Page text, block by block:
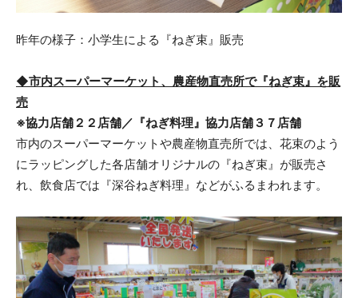
昨年の様子：小学生による『ねぎ束』販売
◆市内スーパーマーケット、農産物直売所で『ねぎ束』を販
売
※協力店舗２２店舗／『ねぎ料理』協力店舗３７店舗
市内のスーパーマーケットや農産物直売所では、花束のよう
にラッピングした各店舗オリジナルの『ねぎ束』が販売さ
れ、飲食店では『深谷ねぎ料理』などがふるまわれます。